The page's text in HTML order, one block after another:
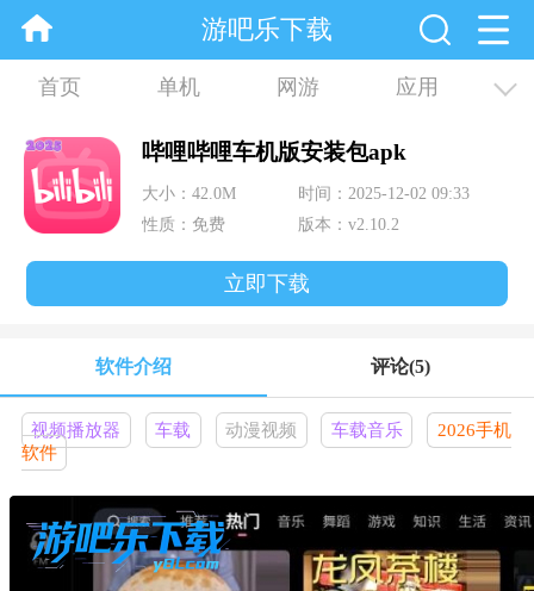
游吧乐下载
首页 单机 网游 应用
资讯 合集
哔哩哔哩车机版安装包apk
大小：42.0M
时间：2025-12-02 09:33
性质：免费
版本：v2.10.2
立即下载
软件介绍 评论(5)
视频播放器 车载 动漫视频 车载音乐
2026手机
软件